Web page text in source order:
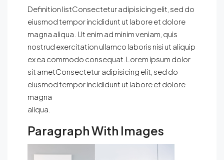
Definition listConsectetur adipisicing elit, sed do
eiusmod tempor incididunt ut labore et dolore
magna aliqua. Ut enim ad minim veniam, quis
nostrud exercitation ullamco laboris nisi ut aliquip
ex ea commodo consequat.Lorem ipsum dolor
sit ametConsectetur adipisicing elit, sed do
eiusmod tempor incididunt ut labore et dolore
magna
aliqua.
Paragraph With Images